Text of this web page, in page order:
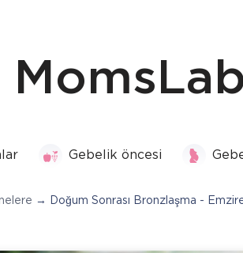
MomsLab
Gebelik öncesi
→ Doğum Sonrası Bronzlaşma -